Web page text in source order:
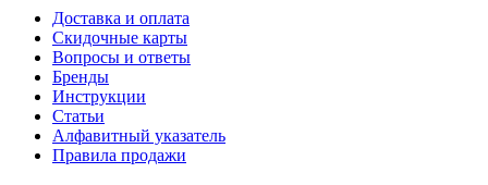
Доставка и оплата
Скидочные карты
Вопросы и ответы
Бренды
Инструкции
Статьи
Алфавитный указатель
Правила продажи